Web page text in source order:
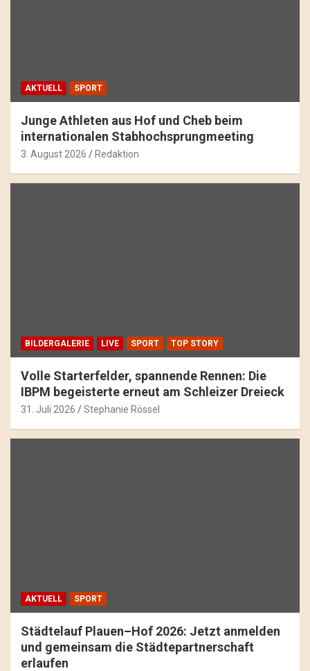
AKTUELL SPORT
Junge Athleten aus Hof und Cheb beim
internationalen Stabhochsprungmeeting
3. August 2026 Redaktion
BILDERGALERIE LIVE SPORT TOP STORY
Volle Starterfelder, spannende Rennen: Die
IBPM begeisterte erneut am Schleizer Dreieck
31. Juli 2026 Stephanie Rössel
AKTUELL SPORT
Städtelauf Plauen–Hof 2026: Jetzt anmelden
und gemeinsam die Städtepartnerschaft
erlaufen